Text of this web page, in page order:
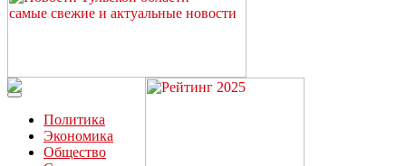
Читайте последние новости дня в Тульской области на сайте
“ЗаНовомосковск”
Политика
Экономика
Общество